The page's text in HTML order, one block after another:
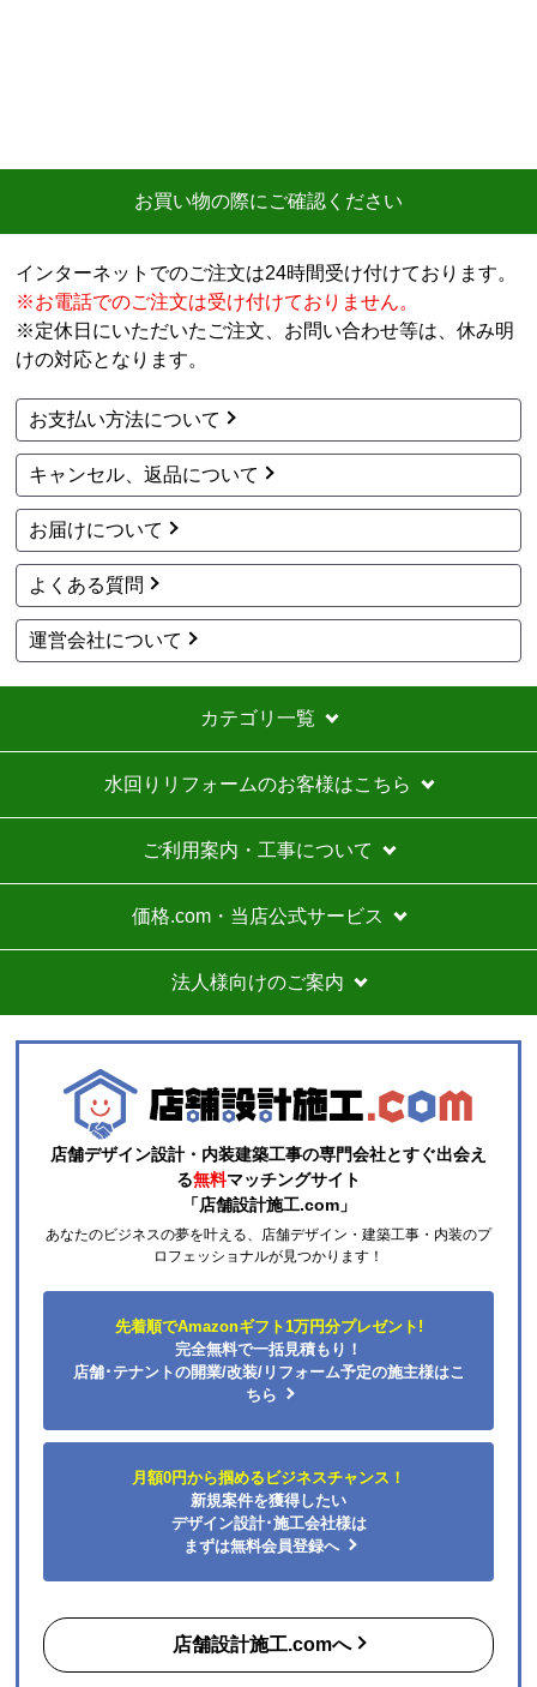
お買い物の際にご確認ください
インターネットでのご注文は24時間受け付けております。
※お電話でのご注文は受け付けておりません。
※定休日にいただいたご注文、お問い合わせ等は、休み明
けの対応となります。
お支払い方法について
キャンセル、返品について
お届けについて
よくある質問
運営会社について
カテゴリ一覧
水回りリフォームのお客様はこちら
ご利用案内・工事について
価格.com・当店公式サービス
法人様向けのご案内
店舗デザイン設計・内装建築工事の専門会社とすぐ出会え
る無料マッチングサイト
「店舗設計施工.com」
あなたのビジネスの夢を叶える、店舗デザイン・建築工事・内装のプ
ロフェッショナルが見つかります！
先着順でAmazonギフト1万円分プレゼント!
完全無料で一括見積もり！
店舗･テナントの開業/改装/リフォーム予定の施主様はこ
ちら
月額0円から掴めるビジネスチャンス！
新規案件を獲得したい
デザイン設計･施工会社様は
まずは無料会員登録へ
店舗設計施工.comへ